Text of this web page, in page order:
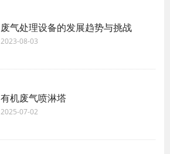
废气处理设备的发展趋势与挑战
2023-08-03
有机废气喷淋塔
2025-07-02